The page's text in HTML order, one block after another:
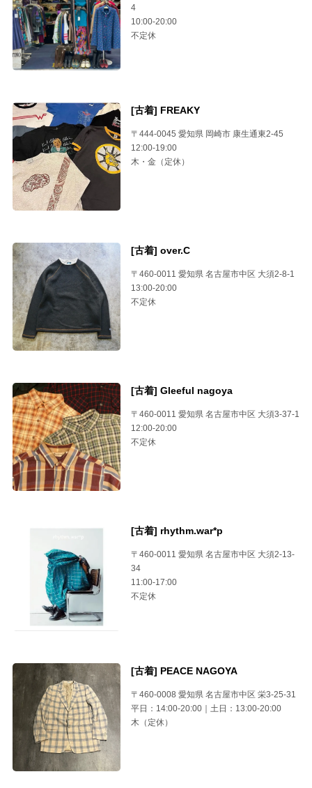
4
10:00-20:00
不定休
[古着] FREAKY
〒444-0045 愛知県 岡崎市 康生通東2-45
12:00-19:00
木・金（定休）
[古着] over.C
〒460-0011 愛知県 名古屋市中区 大須2-8-1
13:00-20:00
不定休
[古着] Gleeful nagoya
〒460-0011 愛知県 名古屋市中区 大須3-37-1
12:00-20:00
不定休
[古着] rhythm.war*p
〒460-0011 愛知県 名古屋市中区 大須2-13-
34
11:00-17:00
不定休
[古着] PEACE NAGOYA
〒460-0008 愛知県 名古屋市中区 栄3-25-31
平日：14:00-20:00｜土日：13:00-20:00
木（定休）